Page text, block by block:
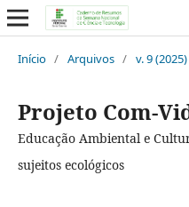
Início / Arquivos / v. 9 (2025)
Projeto Com-
Educação Ambiental e
sujeitos ecológicos